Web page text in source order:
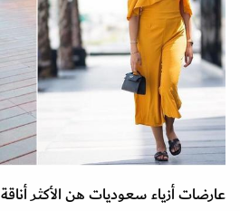
عارضات أزياء سعوديات هن الأكثر أناقة